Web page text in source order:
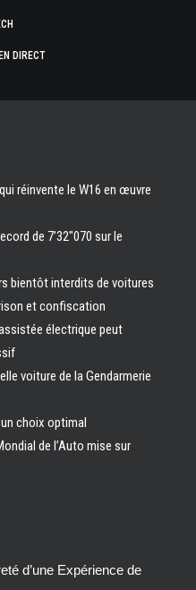
DIRECT
réinvente le W16 en œuvre
de 7’32″070 sur le
bientôt interdits de voitures
et confiscation
électrique peut
voiture de la Gendarmerie
choix optimal
de l’Auto mise sur
d’une Expérience de